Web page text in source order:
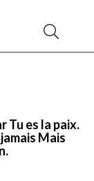
Tu es la paix.
Mais